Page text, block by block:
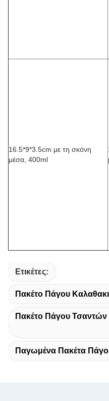
16.5*9*3.5cm με τη σκόνη
μέσα, 400ml
Ετικέτες:
Πακέτο Πάγου
Πακέτο Πάγου
Παγωμένα Πακέτα